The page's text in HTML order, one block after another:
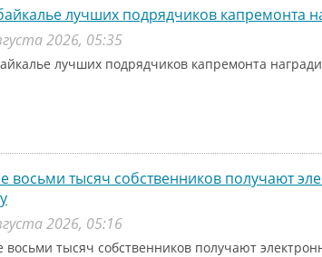
лучших подрядчиков капремонта
2026, 05:35
лучших подрядчиков капремонта
восьми тысяч собственников получают
2026, 05:16
восьми тысяч собственников получают